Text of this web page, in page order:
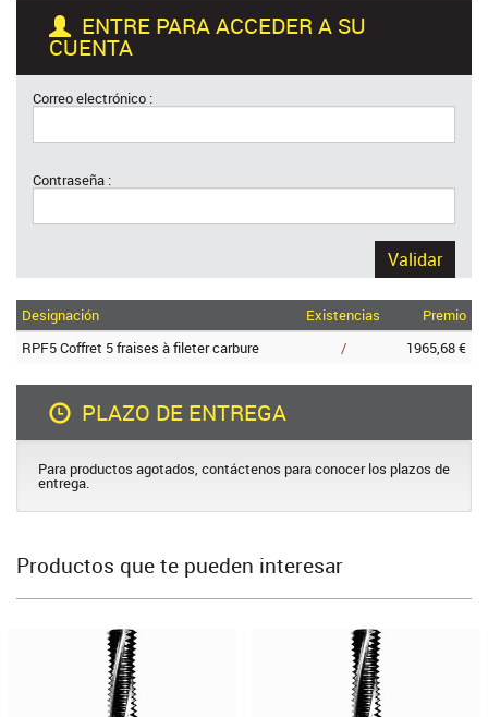
ENTRE PARA ACCEDER A SU
CUENTA
Correo electrónico :
Contraseña :
Validar
Designación Existencias
Premio
RPF5 Coffret 5 fraises à fileter carbure
/ 1965,68 €
PLAZO DE ENTREGA
Para productos agotados, contáctenos para conocer los plazos de
entrega.
Productos que te pueden interesar